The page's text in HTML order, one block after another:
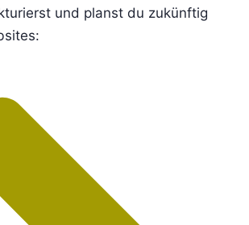
und planst du zukünftig